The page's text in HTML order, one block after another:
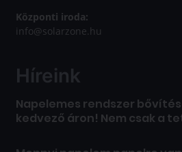
Központi iroda:
info@solarzone.hu
Híreink
Napelemes rendszer
kedvező áron! Nem csak a